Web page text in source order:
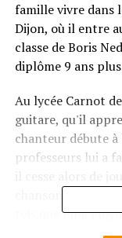
famille vivre dans
Dijon, où il entre
classe de Boris
diplôme 9 ans
Au lycée Carnot
guitare, qu'il
chanteur débute à
professeurs lui a
chansons sont
tels quePink Floyd
connaître les